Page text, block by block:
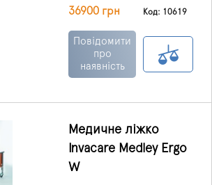
приводом широко
медичних центрах,
будинках інвалідів,
літніх людей, а також
36900 грн Код: 10619
Повідомити
про
наявність
Медичне ліжко
Invacare Medley Ergo
W